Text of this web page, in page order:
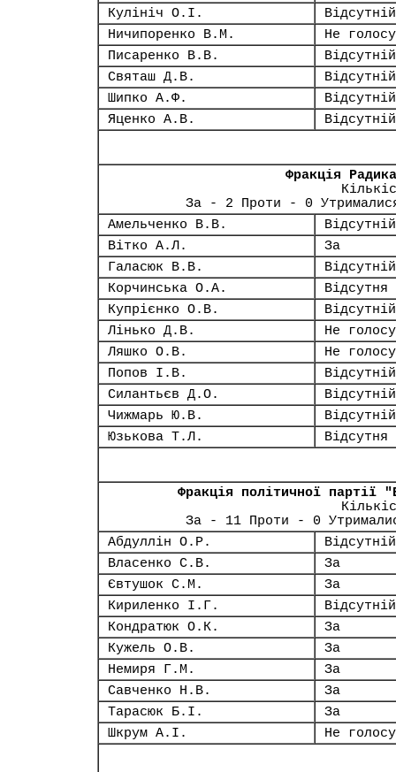
Кулініч О.І.
Відсутній
Ничипоренко В.М.
Не
Писаренко В.В.
Відсутній
Святаш Д.В.
Відсутній
Шипко А.Ф.
Відсутній
Яценко А.В.
Відсутній
Фракція
За - 2 Проти - 0
Амельченко В.В.
Відсутній
Вітко А.Л.
За
Галасюк В.В.
Відсутній
Корчинська О.А.
Відсутня
Купрієнко О.В.
Відсутній
Лінько Д.В.
Не
Ляшко О.В.
Не
Попов І.В.
Відсутній
Силантьєв Д.О.
Відсутній
Чижмарь Ю.В.
Відсутній
Юзькова Т.Л.
Відсутня
Фракція політичної партії
За - 11 Проти - 0
Абдуллін О.Р.
Відсутній
Власенко С.В.
За
Євтушок С.М.
За
Кириленко І.Г.
Відсутній
Кондратюк О.К.
За
Кужель О.В.
За
Немиря Г.М.
За
Савченко Н.В.
За
Тарасюк Б.І.
За
Шкрум А.І.
Не